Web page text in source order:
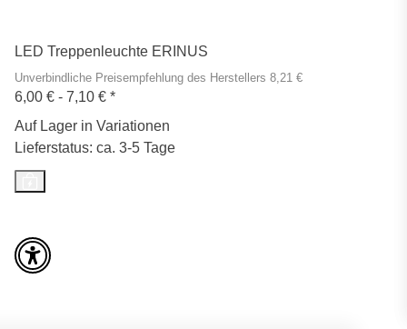
LED Treppenleuchte ERINUS
Unverbindliche Preisempfehlung des Herstellers 8,21 €
6,00 € - 7,10 € *
Auf Lager in Variationen
Lieferstatus: ca. 3-5 Tage